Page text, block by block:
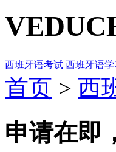
西班牙语考试 西班牙语学
首页 > 西
申请在即